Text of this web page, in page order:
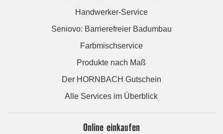
Handwerker-Service
Seniovo: Barrierefreier Badumbau
Farbmischservice
Produkte nach Maß
Der HORNBACH Gutschein
Alle Services im Überblick
Online einkaufen